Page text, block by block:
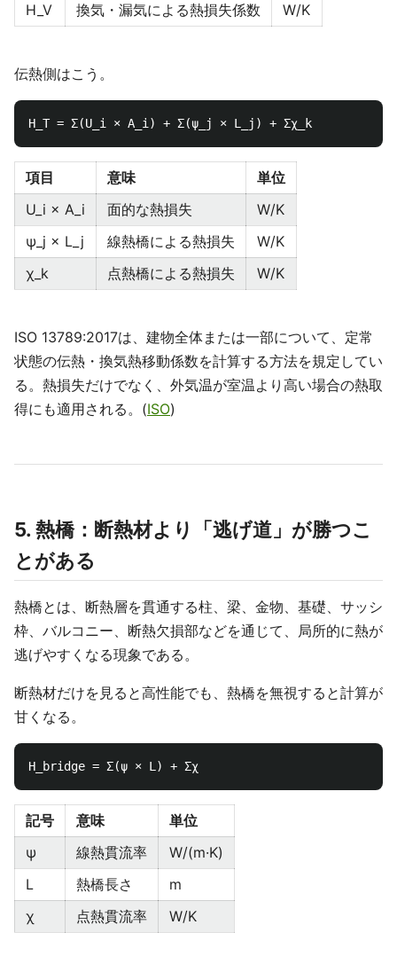
H_V
換気・漏気による熱損失係数 W/K
伝熱側はこう。
項目 意味
単位
U_i × A_i
面的な熱損失
W/K
ψ_j × L_j
線熱橋による熱損失
W/K
χ_k
点熱橋による熱損失 W/K
ISO 13789:2017は、建物全体または一部について、定常
状態の伝熱・換気熱移動係数を計算する方法を規定してい
る。熱損失だけでなく、外気温が室温より高い場合の熱取
得にも適用される。(ISO)
5. 熱橋：断熱材より「逃げ道」が勝つこ
とがある
熱橋とは、断熱層を貫通する柱、梁、金物、基礎、サッシ
枠、バルコニー、断熱欠損部などを通じて、局所的に熱が
逃げやすくなる現象である。
断熱材だけを見ると高性能でも、熱橋を無視すると計算が
甘くなる。
記号 意味
単位
ψ
線熱貫流率
W/(m·K)
L
熱橋長さ
m
χ
点熱貫流率 W/K